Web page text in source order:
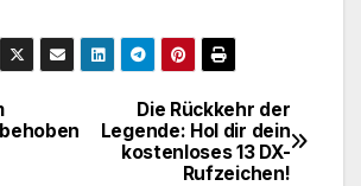
Die Rückkehr der
Legende: Hol dir dein
kostenloses 13 DX-
Rufzeichen!